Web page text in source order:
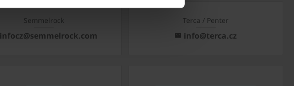
Semmelrock
infocz@semmelrock.com
Terca / Penter
info@terca.cz